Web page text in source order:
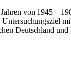
von 1945 –
Deutschland